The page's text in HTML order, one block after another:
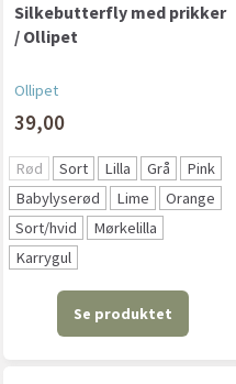
Silkebutterfly med prikker
/ Ollipet
Ollipet
39,00
Rød Sort Lilla Grå
Pink
Babylyserød
Lime
Orange
Sort/hvid
Mørkelilla
Karrygul
Se produktet